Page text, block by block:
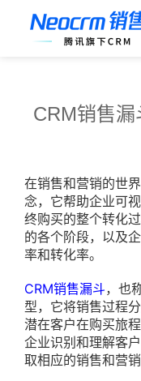
CRM销售
在销售和营销的世界
念，它帮助企业可
终购买的整个转化
的各个阶段，以及
率和转化率。
CRM销售漏斗，也
型，它将销售过程
潜在客户在购买旅
企业识别和理解客
取相应的销售和营销